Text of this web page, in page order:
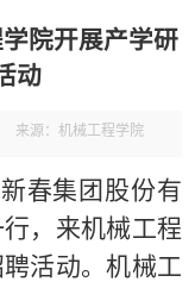
院开展产学研
动
来源：机械工程学院
春集团股份有
，来机械工程
活动。机械工